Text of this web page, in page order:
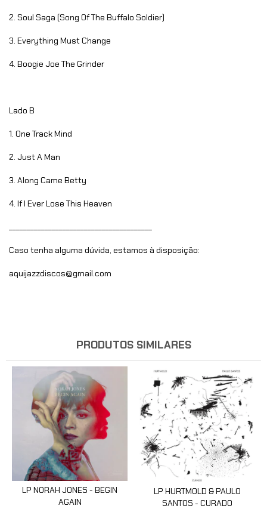
2. Soul Saga (Song Of The Buffalo Soldier)
3. Everything Must Change
4. Boogie Joe The Grinder
Lado B
1. One Track Mind
2. Just A Man
3. Along Came Betty
4. If I Ever Lose This Heaven
Caso tenha alguma dúvida, estamos à disposição:
aquijazzdiscos@gmail.com
PRODUTOS SIMILARES
LP NORAH JONES - BEGIN
AGAIN
LP HURTMOLD & PAULO
SANTOS - CURADO